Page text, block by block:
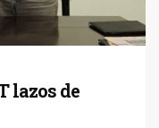
lazos de